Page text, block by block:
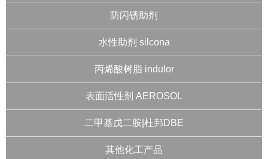
防闪锈助剂
水性助剂 silcona
丙烯酸树脂 indulor
表面活性剂 AEROSOL
二甲基戊二胺|杜邦DBE
其他化工产品